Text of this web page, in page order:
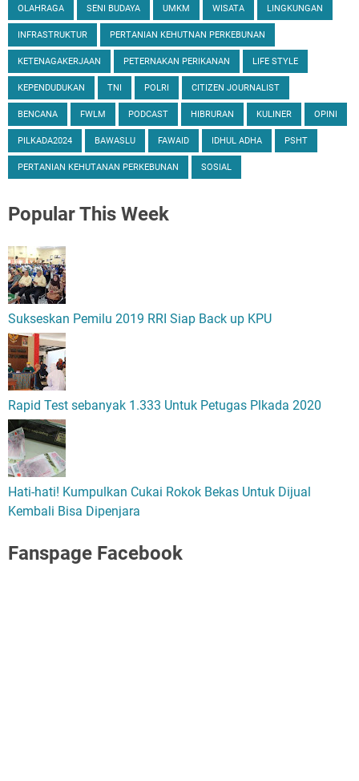
OLAHRAGA SENI BUDAYA UMKM WISATA LINGKUNGAN
INFRASTRUKTUR PERTANIAN KEHUTNAN PERKEBUNAN
KETENAGAKERJAAN PETERNAKAN PERIKANAN LIFE STYLE
KEPENDUDUKAN TNI POLRI CITIZEN JOURNALIST
BENCANA FWLM PODCAST HIBRURAN KULINER OPINI
PILKADA2024 BAWASLU FAWAID IDHUL ADHA PSHT
PERTANIAN KEHUTANAN PERKEBUNAN SOSIAL
PopularThis Week
Sukseskan Pemilu 2019 RRI Siap Back up KPU
Rapid Test sebanyak 1.333 Untuk Petugas Plkada 2020
Hati-hati! Kumpulkan Cukai Rokok Bekas Untuk Dijual
Kembali Bisa Dipenjara
Fanspage Facebook